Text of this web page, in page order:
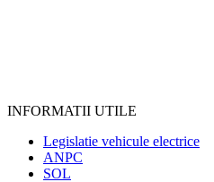
INFORMATII UTILE
Legislatie vehicule electrice
ANPC
SOL